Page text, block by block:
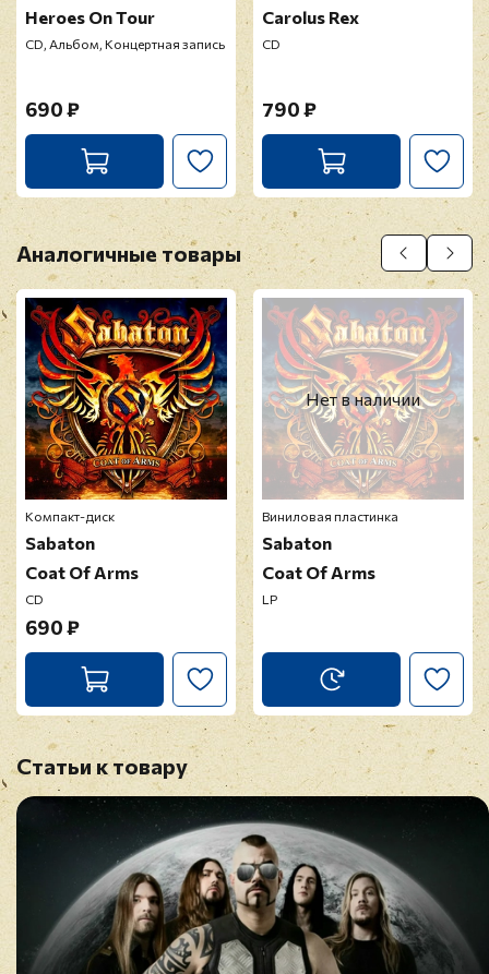
Heroes On Tour
CD, Альбом, Концертная запись
690 ₽
Carolus Rex
CD
790 ₽
Аналогичные товары
Компакт-диск
Sabaton
Coat Of Arms
CD
690 ₽
Нет в наличии
Виниловая пластинка
Sabaton
Coat Of Arms
LP
Статьи к товару